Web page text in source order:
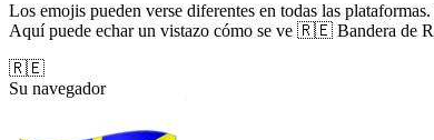
Los emojis pueden verse diferentes en todas las
Aquí puede echar un vistazo cómo se ve 🇷🇪 Bandera de
🇷🇪
Su navegador